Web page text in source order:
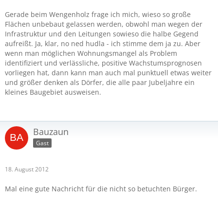
Gerade beim Wengenholz frage ich mich, wieso so große
Flächen unbebaut gelassen werden, obwohl man wegen der
Infrastruktur und den Leitungen sowieso die halbe Gegend
aufreißt. Ja, klar, no ned hudla - ich stimme dem ja zu. Aber
wenn man möglichen Wohnungsmangel als Problem
identifiziert und verlässliche, positive Wachstumsprognosen
vorliegen hat, dann kann man auch mal punktuell etwas weiter
und größer denken als Dörfer, die alle paar Jubeljahre ein
kleines Baugebiet ausweisen.
Bauzaun
Gast
18. August 2012
Mal eine gute Nachricht für die nicht so betuchten Bürger.